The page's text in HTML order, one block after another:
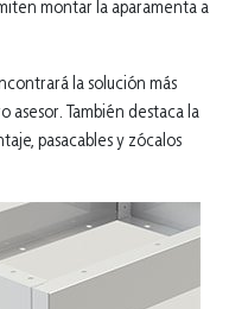
montar la aparamenta a
la solución más
asesor. También destaca la
pasacables y zócalos